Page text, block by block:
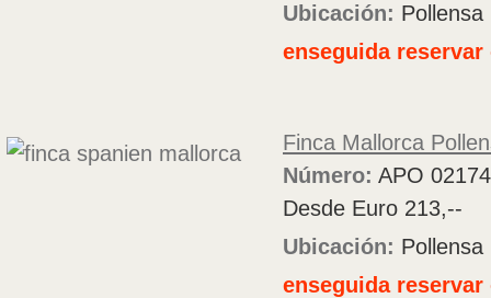
Ubicación: Pollensa
enseguida reservar
Finca Mallorca
Número: APO
Desde Euro 213,--
Ubicación: Pollensa
enseguida reservar